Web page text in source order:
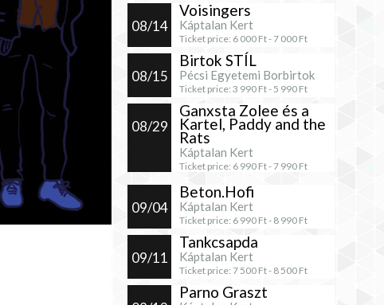
08/14
Voisingers
Káptalan Kert
Ticket price: 6 000 Ft -7 000 Ft
08/15
Birtok STÍL
Pécsi Egyetemi Borbirtok
Ticket price: 3 990 Ft - 5 990 Ft
08/29
Ganxsta Zolee és a
Kartel, Paddy and the
Rats
Káptalan Kert
Ticket price: 6 990 Ft -7 990 Ft
09/04
Beton.Hofi
Káptalan Kert
Ticket price: 6 990 Ft - 8 990 Ft
09/11
Tankcsapda
Káptalan Kert
Ticket price: 7 500 Ft - 8 500 Ft
Parno Graszt